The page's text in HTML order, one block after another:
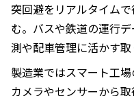
突回避をリアルタイム
む。バスや鉄道の運行
測や配車管理に活かす取
製造業ではスマート工
カメラやセンサーから